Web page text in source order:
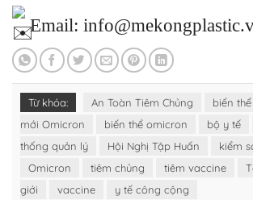
Email:
Từ khóa: An Toàn Tiêm Chủng biến
mới Omicron
biến thể omicron bộ y tế
thống quản lý
Hội Nghị Tập Huấn
kiểm
Omicron
tiêm chủng tiêm vaccine
giới
vaccine y tế công cộng